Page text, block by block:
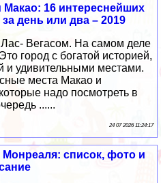
16 интереснейших
день или два – 2019
Вегасом. На самом деле
город с богатой историей,
и удивительными местами.
места Макао и
надо посмотреть в
......
24 07 2026 11:24:17
список, фото и